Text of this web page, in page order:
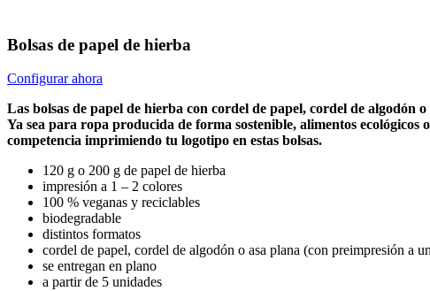
Bolsas de papel de hierba
Configurar ahora
Las bolsas de papel de hierba con cordel de papel, cordel de algodón
Ya sea para ropa producida de forma sostenible, alimentos
competencia imprimiendo tu logotipo en estas bolsas.
120 g o 200 g de papel de hierba
impresión a 1 – 2 colores
100 % veganas y reciclables
biodegradable
distintos formatos
cordel de papel, cordel de algodón o asa plana (con preimpresión a
se entregan en plano
a partir de 5 unidades